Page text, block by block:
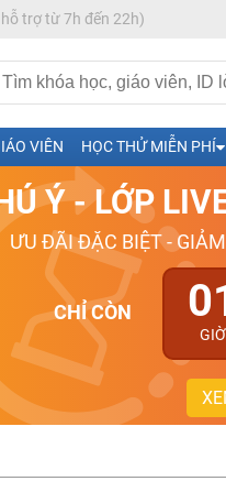
trợ từ 7h đến 22h)
VIÊN HỌC THỬ MIỄN PHÍ
Ý - LỚP
ƯU ĐÃI ĐẶC BIỆT -
CHỈ CÒN
GIỜ
Sinh-Sử-Địa cùng Thầy Cô giỏi,
2026-2027